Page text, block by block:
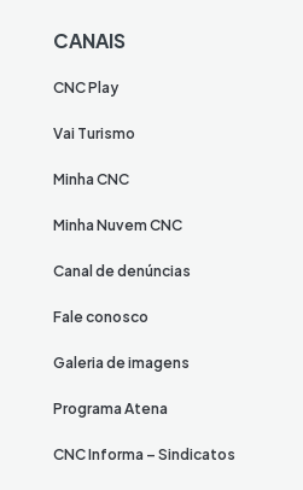
CANAIS
CNC Play
Vai Turismo
Minha CNC
Minha Nuvem CNC
Canal de denúncias
Fale conosco
Galeria de imagens
Programa Atena
CNC Informa – Sindicatos